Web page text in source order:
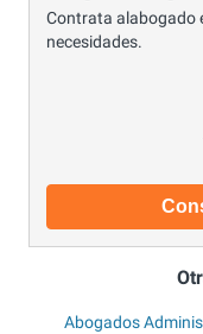
Contrata alabogado
necesidades.
Abogados